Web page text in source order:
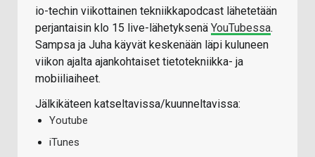
io-techin viikottainen tekniikkapodcast lähetetään
perjantaisin klo 15 live-lähetyksenä YouTubessa.
Sampsa ja Juha käyvät keskenään läpi kuluneen
viikon ajalta ajankohtaiset tietotekniikka- ja
mobiiliaiheet.
Jälkikäteen katseltavissa/kuunneltavissa:
Youtube
iTunes